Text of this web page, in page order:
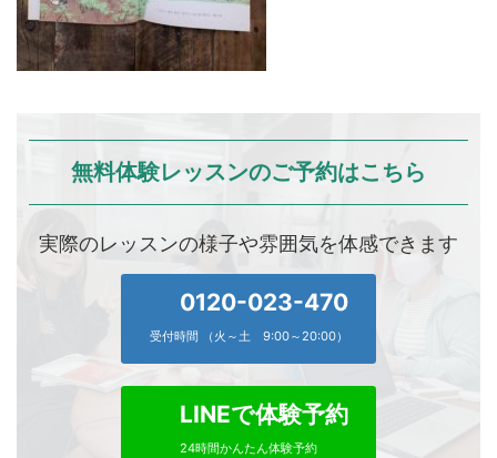
無料体験レッスンのご予約はこちら
実際のレッスンの様子や雰囲気を体感できます
0120-023-470
受付時間 （火～土 9:00～20:00）
LINEで体験予約
24時間かんたん体験予約